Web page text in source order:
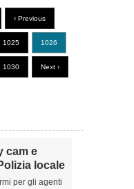
‹ Previous
1025 1026
1030 Next ›
cam e
locale
per gli agenti